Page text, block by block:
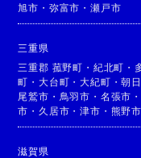
旭市 ・ 弥富市 ・瀬戸市
三重県
三重郡 菰野町 ・ 紀北町 ・
町 ・大台町 ・大紀町 ・朝
尾鷲市 ・ 鳥羽市 ・ 名張市 ・
市 ・ 久居市 ・津市 ・ 熊野市
滋賀県